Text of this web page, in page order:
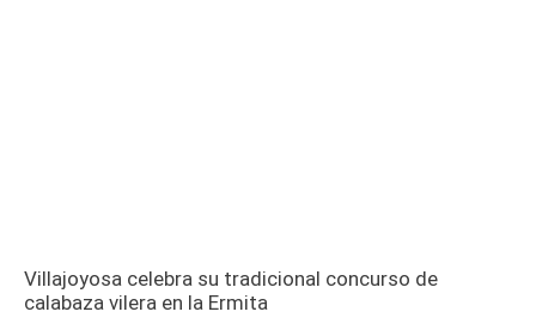
Villajoyosa celebra su tradicional concurso de
calabaza vilera en la Ermita